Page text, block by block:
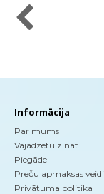
Informācija
Par mums
Vajadzētu zināt
Piegāde
Preču apmaksas veidi
Privātuma politika